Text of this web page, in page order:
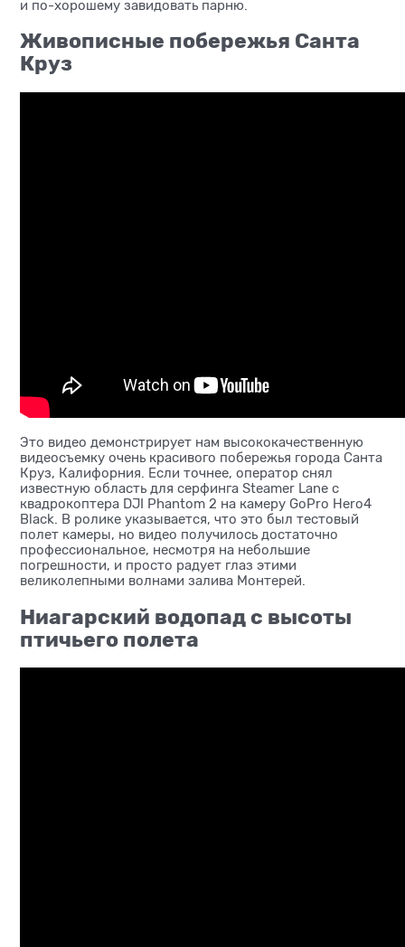
и по-хорошему завидовать парню.
Живописные побережья Санта
Круз
Это видео демонстрирует нам высококачественную
видеосъемку очень красивого побережья города Санта
Круз, Калифорния. Если точнее, оператор снял
известную область для серфинга Steamer Lane с
квадрокоптера DJI Phantom 2 на камеру GoPro Hero4
Black. В ролике указывается, что это был тестовый
полет камеры, но видео получилось достаточно
профессиональное, несмотря на небольшие
погрешности, и просто радует глаз этими
великолепными волнами залива Монтерей.
Ниагарский водопад с высоты
птичьего полета